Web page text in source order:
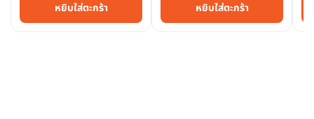
หยิบใส่ตะกร้า หยิบใส่ตะกร้า